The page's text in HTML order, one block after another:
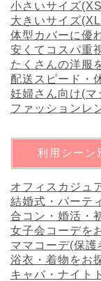
小さいサイズ
大きいサイズ
体型カバーに優
安くてコスパ重
たくさんの洋服
配送スピード・
妊婦さん向け(マ
ファッションレ
利用シーン
オフィスカジュ
結婚式・パーテ
合コン・婚活・
女子会コーデを
ママコーデ(保護
浴衣・着物をお
キャバ・ナイト